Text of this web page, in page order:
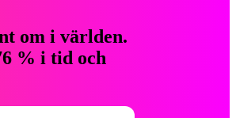
om i världen.
% i tid och